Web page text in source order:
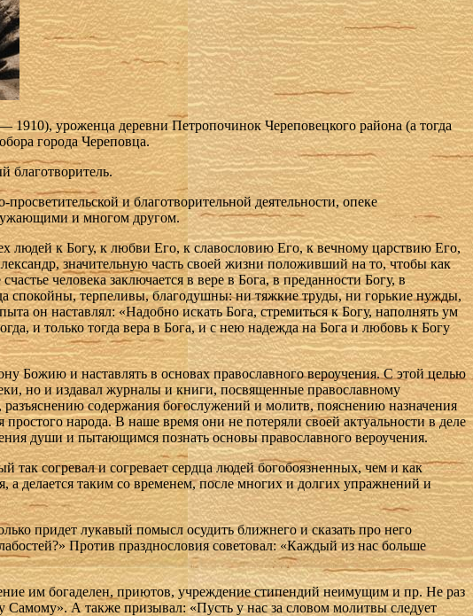
1910), уроженца деревни Петропочинок Череповецкого района (а тогда
города Череповца.
благотворитель.
и благотворительной деятельности, опеке
и многом другом.
людей к Богу, к любви Его, к славословию Его, к вечному царствию Его,
значительную часть своей жизни положивший на то, чтобы как
человека заключается в вере в Бога, в преданности Богу, в
спокойны, терпеливы, благодушны: ни тяжкие труды, ни горькие нужды,
он наставлял: «Надобно искать Бога, стремиться к Богу, наполнять ум
и только тогда вера в Бога, и с нею надежда на Бога и любовь к Богу
Божию и наставлять в основах православного вероучения. С этой целью
но и издавал журналы и книги, посвященные православному
содержания богослужений и молитв, пояснению назначения
народа. В наше время они не потеряли своей актуальности в деле
души и пытающимся познать основы православного вероучения.
согревал и согревает сердца людей богобоязненных, чем и как
делается таким со временем, после многих и долгих упражнений и
придет лукавый помысл осудить ближнего и сказать про него
Против празднословия советовал: «Каждый из нас больше
им богаделен, приютов, учреждение стипендий неимущим и пр. Не раз
Самому». А также призывал: «Пусть у нас за словом молитвы следует